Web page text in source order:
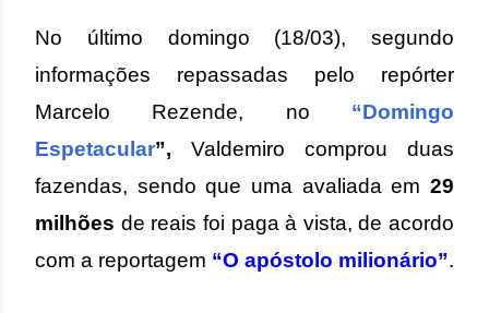
No último domingo (18/03), segundo
informações repassadas pelo repórter
Marcelo Rezende, no “Domingo
Espetacular”, Valdemiro comprou duas
fazendas, sendo que uma avaliada em 29
milhões de reais foi paga à vista, de acordo
com a reportagem “O apóstolo milionário”.